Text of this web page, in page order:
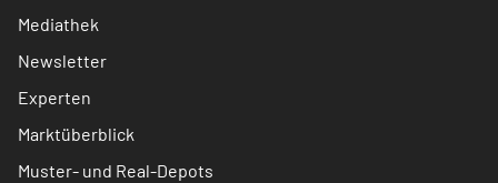
Mediathek
Newsletter
Experten
Marktüberblick
Muster- und Real-Depots